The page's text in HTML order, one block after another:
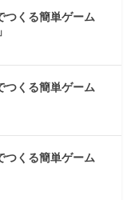
くる簡単ゲーム
くる簡単ゲーム
くる簡単ゲーム